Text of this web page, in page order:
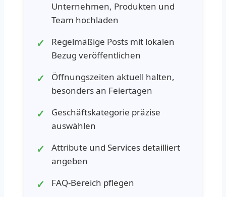
Unternehmen, Produkten und
Team hochladen
Regelmäßige Posts mit lokalen
Bezug veröffentlichen
Öffnungszeiten aktuell halten,
besonders an Feiertagen
Geschäftskategorie präzise
auswählen
Attribute und Services detailliert
angeben
FAQ-Bereich pflegen